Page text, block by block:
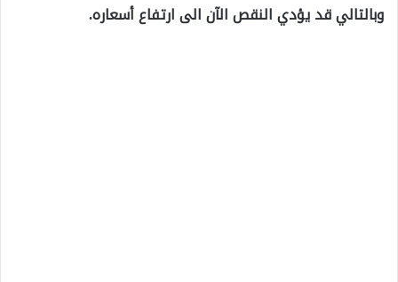
وبالتالي قد يؤدي النقص الآن الى ارتفاع أسعاره.